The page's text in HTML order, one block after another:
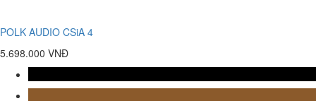
POLK AUDIO CSiA 4
5.698.000 VNĐ